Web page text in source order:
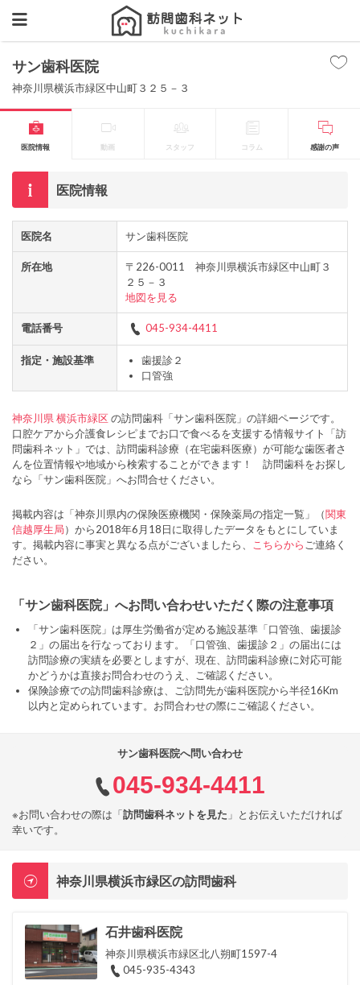
サン歯科医院
神奈川県横浜市緑区中山町３２５－３
医院情報 動画 スタッフ コラム 感謝の声
医院情報
医院名 サン歯科医院
所在地
〒226-0011 神奈川県横浜市緑区中山町３
２５－３
地図を見る
電話番号 045-934-4411
指定・施設基準
歯援診２
口管強
神奈川県 横浜市緑区の訪問歯科「サン歯科医院」の詳細ページです。
口腔ケアから介護食レシピまでお口で食べるを支援する情報サイト「訪
問歯科ネット」では、訪問歯科診療（在宅歯科医療）が可能な歯医者さ
んを位置情報や地域から検索することができます！ 訪問歯科をお探し
なら「サン歯科医院」へお問合せください。
掲載内容は「神奈川県内の保険医療機関・保険薬局の指定一覧」（関東
信越厚生局）から2018年6月18日に取得したデータをもとにしていま
す。掲載内容に事実と異なる点がございましたら、
こちらから ご連絡く
ださい。
「サン歯科医院」へお問い合わせいただく際の注意事項
「サン歯科医院」は厚生労働省が定める施設基準「口管強、歯援診
２」の届出を行なっております。「口管強、歯援診２」の届出には
訪問診療の実績を必要としますが、現在、訪問歯科診療に対応可能
かどうかは直接お問合わせのうえ、ご確認ください。
保険診療での訪問歯科診療は、ご訪問先が歯科医院から半径16Km
以内と定められています。お問合わせの際にご確認ください。
サン歯科医院へ問い合わせ
045-934-4411
※お問い合わせの際は「訪問歯科ネットを見た 」とお伝えいただければ
幸いです。
神奈川県横浜市緑区の訪問歯科
石井歯科医院
神奈川県横浜市緑区北八朔町1597-4
045-935-4343